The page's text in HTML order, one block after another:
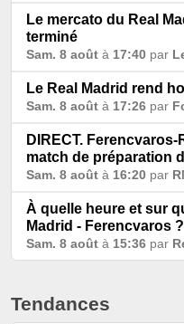
Le mercato du Real
terminé
Sam. 8 août à 17:40 par
Le Real Madrid rend
Sam. 8 août à 17:26 par
DIRECT.
match de préparation
Sam. 8 août à 16:20 par
À quelle heure et sur
Madrid - Ferencvaros ?
Sam. 8 août à 15:36 par
Tendances